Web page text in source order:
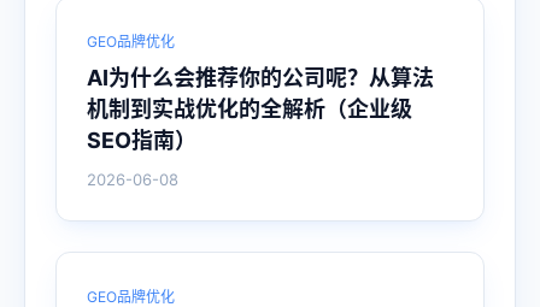
GEO品牌优化
AI为什么会推荐你的公司呢？从算法
机制到实战优化的全解析（企业级
SEO指南）
2026-06-08
GEO品牌优化